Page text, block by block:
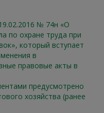
№ 74н «О
по охране труда при
который вступает
в
правовые акты в
предусмотрено
хозяйства (ранее